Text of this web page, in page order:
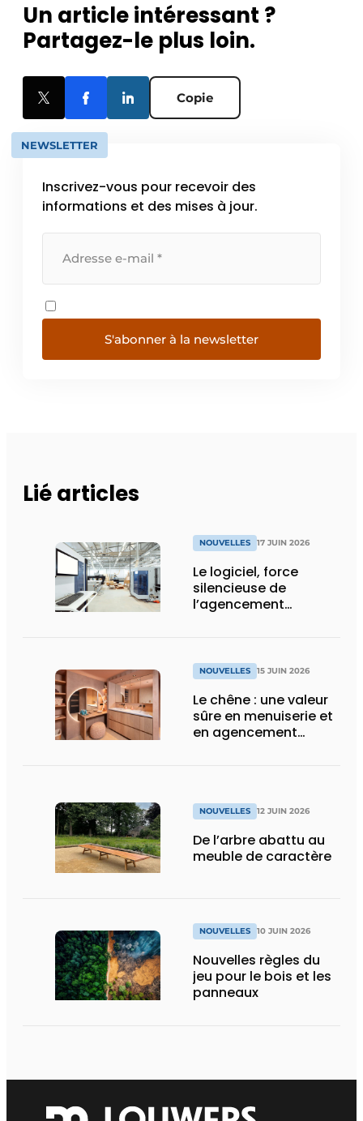
Un article intéressant ?
Partagez-le plus loin.
Copie
NEWSLETTER
Inscrivez-vous pour recevoir des
informations et des mises à jour.
S'abonner à la newsletter
Lié articles
NOUVELLES 17 JUIN 2026
Le logiciel, force
silencieuse de
l’agencement
NOUVELLES 15 JUIN 2026
Le chêne : une valeur
sûre en menuiserie et
en agencement
NOUVELLES 12 JUIN 2026
De l’arbre abattu au
meuble de caractère
NOUVELLES 10 JUIN 2026
Nouvelles règles du
jeu pour le bois et les
panneaux